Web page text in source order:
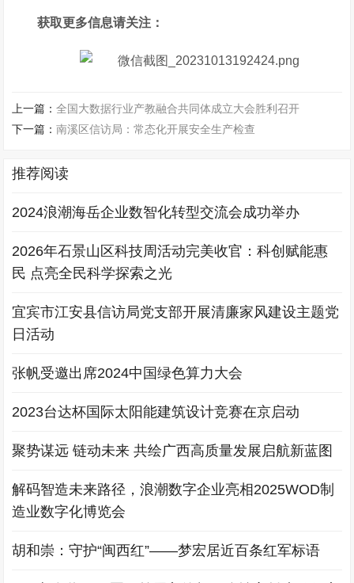
获取更多信息请关注：
上一篇：全国大数据行业产教融合共同体成立大会胜利召开
下一篇：南溪区信访局：常态化开展安全生产检查
推荐阅读
2024浪潮海岳企业数智化转型交流会成功举办
2026年石景山区科技周活动完美收官：科创赋能惠
民 点亮全民科学探索之光
宜宾市江安县信访局党支部开展清廉家风建设主题党
日活动
张帆受邀出席2024中国绿色算力大会
2023台达杯国际太阳能建筑设计竞赛在京启动
聚势谋远 链动未来 共绘广西高质量发展启航新蓝图
解码智造未来路径，浪潮数字企业亮相2025WOD制
造业数字化博览会
胡和崇：守护“闽西红”——梦宏居近百条红军标语